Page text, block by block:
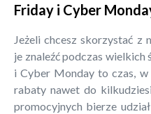
Friday i Cyber
Jeżeli chcesz skorzystać z
je znaleźć podczas
i Cyber Monday to czas,
rabaty nawet do
promocyjnych bierze